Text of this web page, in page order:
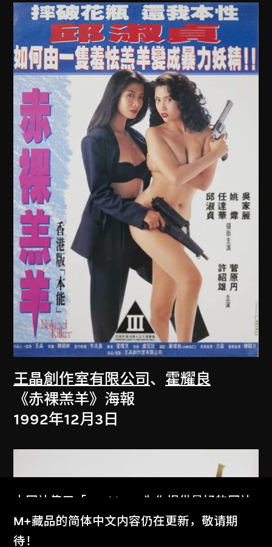
王晶創作室有限公司 、 霍耀良
《赤裸羔羊》海報
1992年12月3日
本网站使用「Cookies」为你提供最好的网站
体验。
了解更多
M+藏品的简体中文内容仍在更新，敬请期
待！